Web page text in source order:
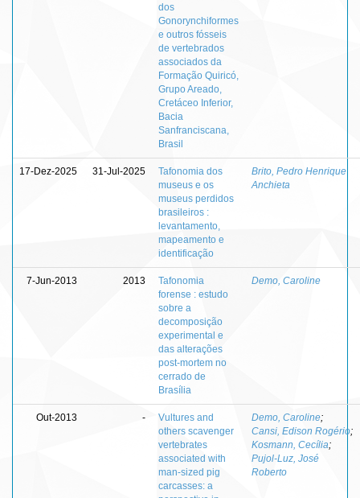
dos
Gonorynchiformes
e outros fósseis
de vertebrados
associados da
Formação Quiricó,
Grupo Areado,
Cretáceo Inferior,
Bacia
Sanfranciscana,
Brasil
17-Dez-2025 31-Jul-2025
Tafonomia dos
museus e os
museus perdidos
brasileiros :
levantamento,
mapeamento e
identificação
Brito, Pedro Henrique
Anchieta
7-Jun-2013 2013
Tafonomia
forense : estudo
sobre a
decomposição
experimental e
das alterações
post-mortem no
cerrado de
Brasília
Demo, Caroline
Out-2013 -
Vultures and
others scavenger
vertebrates
associated with
man-sized pig
carcasses: a
Demo, Caroline;
Cansi, Edison Rogério;
Kosmann, Cecília;
Pujol-Luz, José
Roberto